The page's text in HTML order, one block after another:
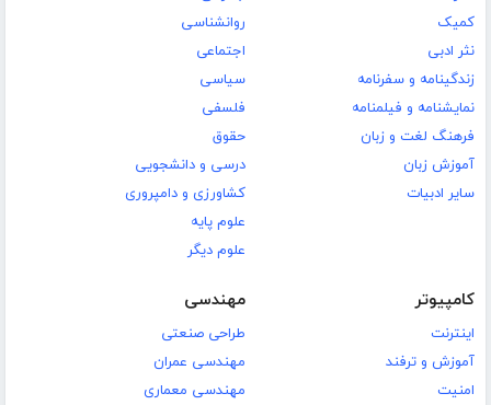
کمیک
نثر ادبی
زندگینامه و سفرنامه
نمایشنامه و فیلمنامه
فرهنگ لغت و زبان
آموزش زبان
سایر ادبیات
روانشناسی
اجتماعی
سیاسی
فلسفی
حقوق
درسی و دانشجویی
کشاورزی و دامپروری
علوم پایه
علوم دیگر
کامپیوتر
اینترنت
آموزش و ترفند
امنیت
مهندسی
طراحی صنعتی
مهندسی عمران
مهندسی معماری